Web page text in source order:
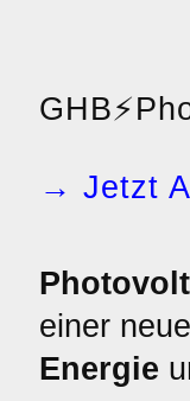
GHB⚡
→ Jetzt
einer
Energie